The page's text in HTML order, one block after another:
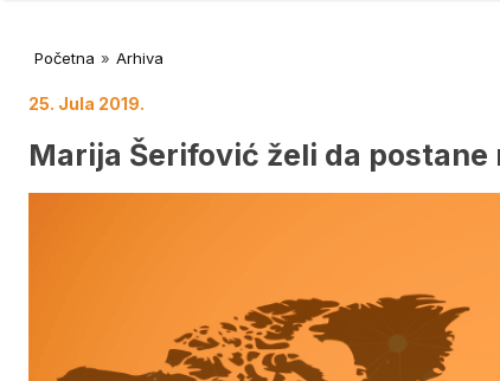
Početna » Arhiva
25. Jula 2019.
Marija Šerifović želi da postane